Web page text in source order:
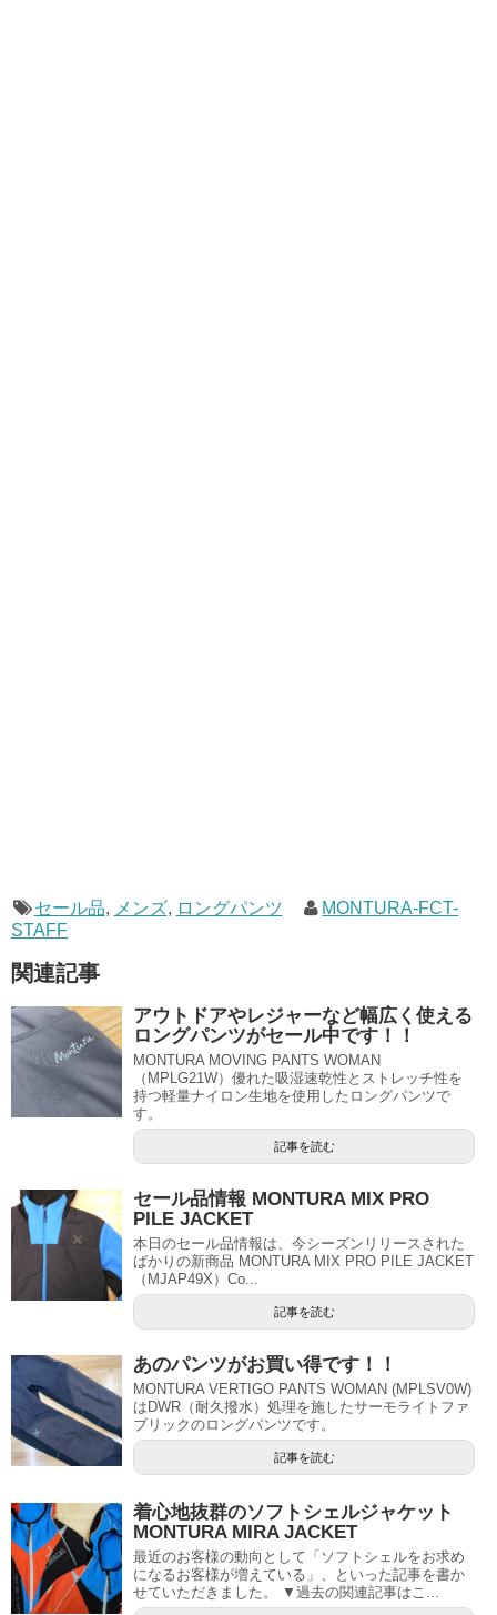
セール品, メンズ, ロングパンツ
MONTURA-FCT-
STAFF
関連記事
アウトドアやレジャーなど幅広く使える
ロングパンツがセール中です！！
MONTURA MOVING PANTS WOMAN
（MPLG21W）優れた吸湿速乾性とストレッチ性を
持つ軽量ナイロン生地を使用したロングパンツで
す。
記事を読む
セール品情報 MONTURA MIX PRO
PILE JACKET
本日のセール品情報は、今シーズンリリースされた
ばかりの新商品 MONTURA MIX PRO PILE JACKET
（MJAP49X）Co...
記事を読む
あのパンツがお買い得です！！
MONTURA VERTIGO PANTS WOMAN (MPLSV0W)
はDWR（耐久撥水）処理を施したサーモライトファ
ブリックのロングパンツです。
記事を読む
着心地抜群のソフトシェルジャケット
MONTURA MIRA JACKET
最近のお客様の動向として「ソフトシェルをお求め
になるお客様が増えている」、といった記事を書か
せていただきました。 ▼過去の関連記事はこ...